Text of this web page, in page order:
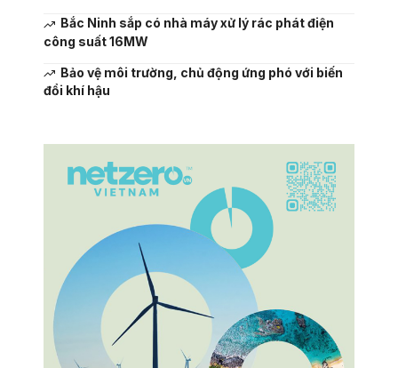
Bắc Ninh sắp có nhà máy xử lý rác phát điện
công suất 16MW
Bảo vệ môi trường, chủ động ứng phó với biến
đổi khí hậu